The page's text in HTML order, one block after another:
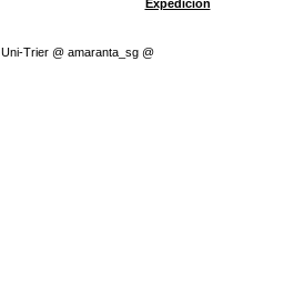
Expedición
Uni-Trier @ amaranta_sg @